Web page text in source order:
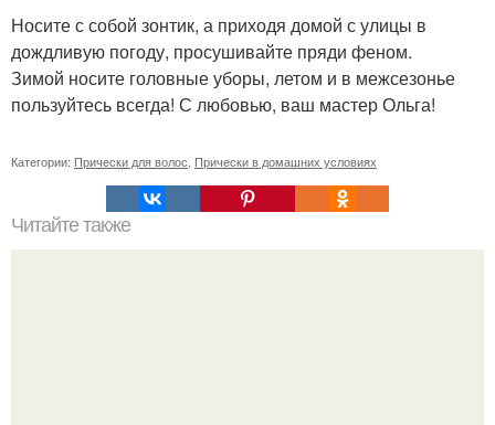
Носите с собой зонтик, а приходя домой с улицы в
дождливую погоду, просушивайте пряди феном.
Зимой носите головные уборы, летом и в межсезонье
пользуйтесь всегда! С любовью, ваш мастер Ольга!
Категории: Прически для волос, Прически в домашних условиях
Читайте также